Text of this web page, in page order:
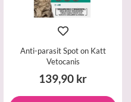
Anti-parasit Spot on Katt
Vetocanis
139,90 kr